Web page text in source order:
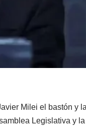
Milei el bastón y
Legislativa y